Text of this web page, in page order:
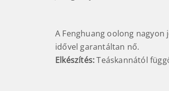
A Fenghuang oolong
idővel garantáltan nő.
Elkészítés:Teáskannától